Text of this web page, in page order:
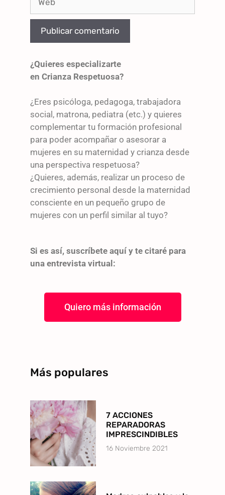
¿Quieres especializarte
en Crianza Respetuosa?
¿Eres psicóloga, pedagoga, trabajadora
social, matrona, pediatra (etc.) y quieres
complementar tu formación profesional
para poder acompañar o asesorar a
mujeres en su maternidad y crianza desde
una perspectiva respetuosa?
¿Quieres, además, realizar un proceso de
crecimiento personal desde la maternidad
consciente en un pequeño grupo de
mujeres con un perfil similar al tuyo?
Si es así, suscríbete aquí y te citaré para
una entrevista virtual:
Quiero más información
Más populares
7 ACCIONES
REPARADORAS
IMPRESCINDIBLES
16 Noviembre 2021